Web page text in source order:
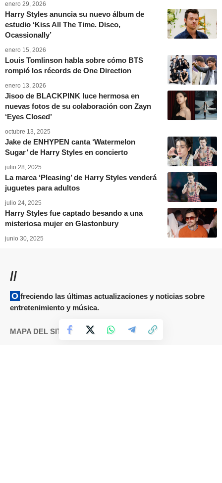
enero 29, 2026
Harry Styles anuncia su nuevo álbum de
estudio ‘Kiss All The Time. Disco,
Ocassionally’
enero 15, 2026
Louis Tomlinson habla sobre cómo BTS
rompió los récords de One Direction
enero 13, 2026
Jisoo de BLACKPINK luce hermosa en
nuevas fotos de su colaboración con Zayn
‘Eyes Closed’
octubre 13, 2025
Jake de ENHYPEN canta ‘Watermelon
Sugar’ de Harry Styles en concierto
julio 28, 2025
La marca ‘Pleasing’ de Harry Styles venderá
juguetes para adultos
julio 24, 2025
Harry Styles fue captado besando a una
misteriosa mujer en Glastonbury
junio 30, 2025
//
Ofreciendo las últimas actualizaciones y noticias sobre
entretenimiento y música.
MAPA DEL SITIO